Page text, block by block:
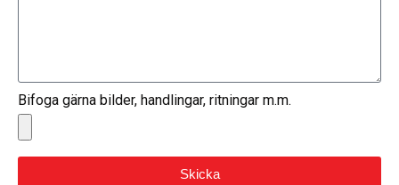
Bifoga gärna bilder, handlingar, ritningar m.m.
Skicka